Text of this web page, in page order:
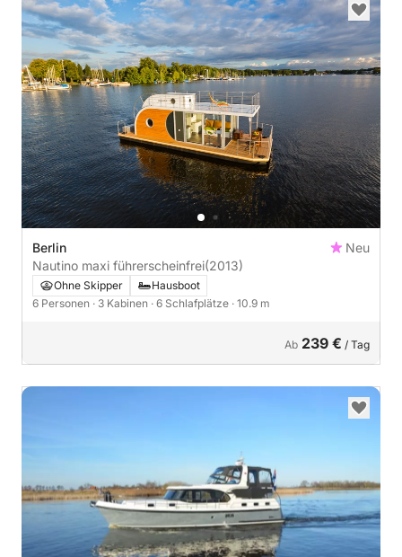
Berlin
Neu
Nautino maxi führerscheinfrei(2013)
Ohne Skipper
Hausboot
6 Personen · 3 Kabinen · 6 Schlafplätze · 10.9 m
Ab 239 € / Tag